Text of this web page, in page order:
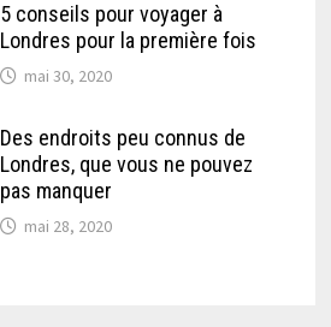
5 conseils pour voyager à
Londres pour la première fois
mai 30, 2020
Des endroits peu connus de
Londres, que vous ne pouvez
pas manquer
mai 28, 2020